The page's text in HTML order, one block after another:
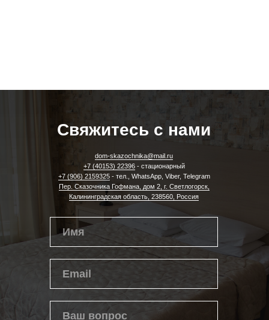
Свяжитесь с нами
dom-skazochnika@mail.ru
+7 (40153) 22396- стационарный
+7 (906) 2159325- тел., WhatsApp, Viber, Telegram
Пер. Сказочника Гофмана, дом 2, г. Светлогорск,
Калининградская область, 238560, Россия